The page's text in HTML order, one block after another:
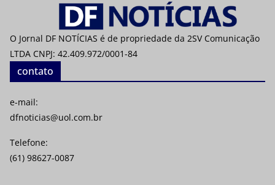
O Jornal DF NOTÍCIAS é de propriedade da 2SV Comunicação
LTDA CNPJ: 42.409.972/0001-84
contato
e-mail:
dfnoticias@uol.com.br
Telefone:
(61) 98627-0087